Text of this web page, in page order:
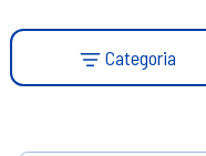
Categoria